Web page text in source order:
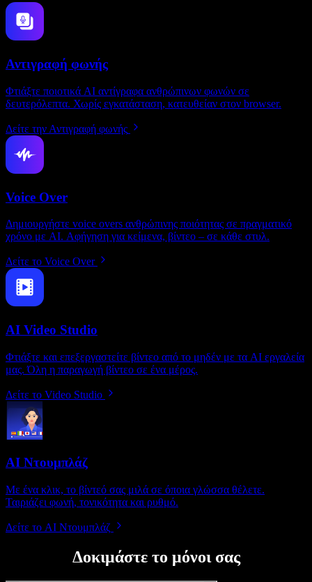
Αντιγραφή φωνής
Φτιάξτε ποιοτικά AI αντίγραφα ανθρώπινων φωνών σε
δευτερόλεπτα. Χωρίς εγκατάσταση, κατευθείαν στον browser.
Δείτε την Αντιγραφή φωνής
Voice Over
Δημιουργήστε voice overs ανθρώπινης ποιότητας σε πραγματικό
χρόνο με AI. Αφήγηση για κείμενα, βίντεο – σε κάθε στυλ.
Δείτε το Voice Over
AI Video Studio
Φτιάξτε και επεξεργαστείτε βίντεο από το μηδέν με τα AI εργαλεία
μας. Όλη η παραγωγή βίντεο σε ένα μέρος.
Δείτε το Video Studio
AI Ντουμπλάζ
Με ένα κλικ, το βίντεό σας μιλά σε όποια γλώσσα θέλετε.
Ταιριάζει φωνή, τονικότητα και ρυθμό.
Δείτε το AI Ντουμπλάζ
Δοκιμάστε το μόνοι σας